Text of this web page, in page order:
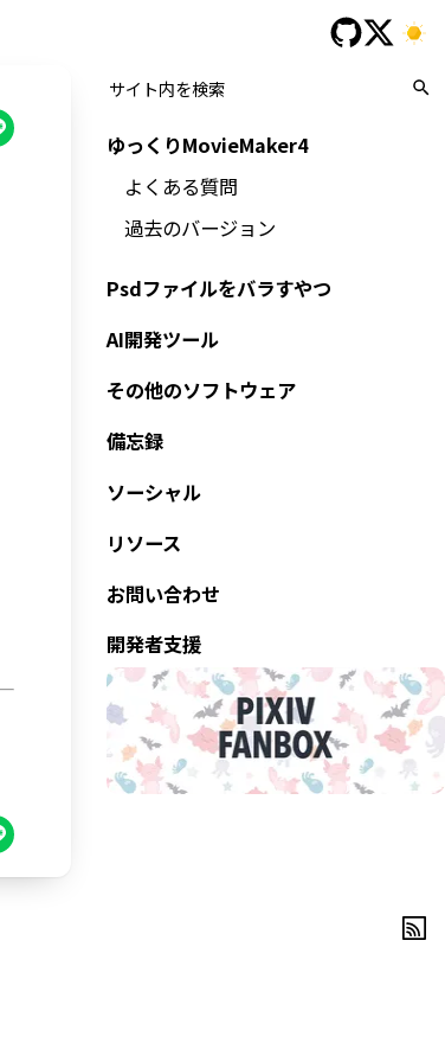
ゆっくりMovieMaker4
よくある質問
過去のバージョン
Psdファイルをバラすやつ
AI開発ツール
その他のソフトウェア
備忘録
ソーシャル
リソース
お問い合わせ
開発者支援